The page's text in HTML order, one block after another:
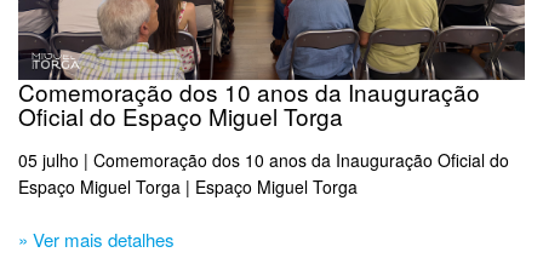
Comemoração dos 10 anos da Inauguração
Oficial do Espaço Miguel Torga
05 julho | Comemoração dos 10 anos da Inauguração Oficial do
Espaço Miguel Torga | Espaço Miguel Torga
» Ver mais detalhes